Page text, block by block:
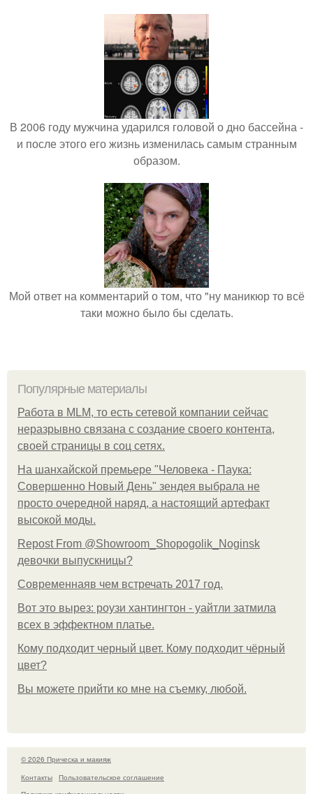
В 2006 году мужчина ударился головой о дно бассейна -
и после этого его жизнь изменилась самым странным
образом.
Мой ответ на комментарий о том, что "ну маникюр то всё
таки можно было бы сделать.
Популярные материалы
Работа в MLM, то есть сетевой компании сейчас
неразрывно связана с создание своего контента,
своей страницы в соц сетях.
На шанхайской премьере "Человека - Паука:
Совершенно Новый День" зендея выбрала не
просто очередной наряд, а настоящий артефакт
высокой моды.
Repost From @Showroom_Shopogolik_Noginsk
девочки выпускницы?
Современнаяв чем встречать 2017 год.
Вот это вырез: роузи хантингтон - уайтли затмила
всех в эффектном платьe.
Кому подходит черный цвет. Кому подходит чёрный
цвет?
Вы можете прийти ко мне на съемку, любой.
© 2026 Прическа и макияж
Контакты
Пользовательское соглашение